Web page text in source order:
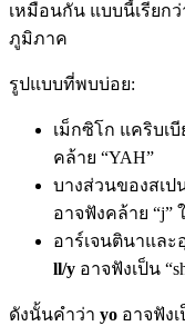
เหมือนกัน แบบนี้เรียกว่
ภูมิภาค
รูปแบบที่พบบ่อย:
เม็กซิโก แคริบเ
คล้าย “YAH”
บางส่วนของสเป
อาจฟังคล้าย “j”
อาร์เจนตินาและ
ll/y อาจฟังเป็น
ดังนั้นคำว่า yo อาจฟังเ